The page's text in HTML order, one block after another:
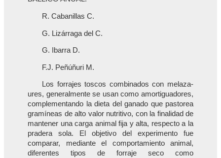
R. Cabanillas C.
G. Lizárraga del C.
G. Ibarra D.
F.J. Peñúñuri M.
Los forrajes toscos combinados con melaza-
ures, generalmente se usan como amortiguadores,
complementando la dieta del ganado que pastorea
gramíneas de alto valor nutritivo, con la finalidad de
mantener una carga animal fija y alta, respecto a la
pradera sola. El objetivo del experimento fue
comparar, mediante el comportamiento animal,
diferentes tipos de forraje seco como